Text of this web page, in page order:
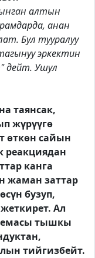
алтын
анан
Бул тууралуу
эркектин
дейт. Ушул
таянсак,
жүрүүгө
өткөн сайын
канга
жаман заттар
бузуп,
Ал
тышкы
тийгизбейт.